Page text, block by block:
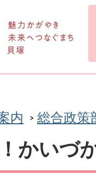
内 総合政策
かいづ